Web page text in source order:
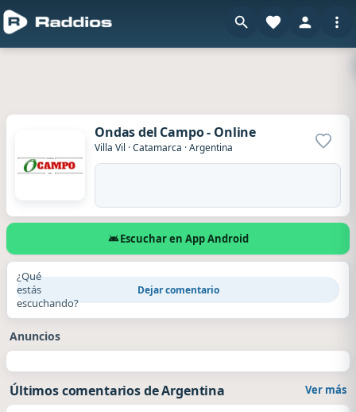
Ondas del Campo - Online
Villa Vil ·Catamarca ·Argentina
Escuchar en App Android
¿Qué
estás
escuchando?
Dejar comentario
Anuncios
Últimos comentarios de Argentina Ver más